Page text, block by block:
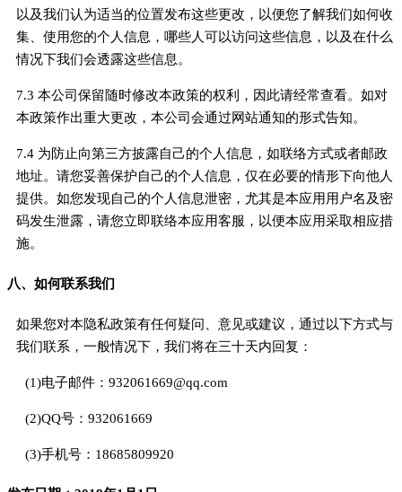
以及我们认为适当的位置发布这些更改，以便您了解我们如何收
集、使用您的个人信息，哪些人可以访问这些信息，以及在什么
情况下我们会透露这些信息。
7.3 本公司保留随时修改本政策的权利，因此请经常查看。如对
本政策作出重大更改，本公司会通过网站通知的形式告知。
7.4 为防止向第三方披露自己的个人信息，如联络方式或者邮政
地址。请您妥善保护自己的个人信息，仅在必要的情形下向他人
提供。如您发现自己的个人信息泄密，尤其是本应用用户名及密
码发生泄露，请您立即联络本应用客服，以便本应用采取相应措
施。
八、如何联系我们
如果您对本隐私政策有任何疑问、意见或建议，通过以下方式与
我们联系，一般情况下，我们将在三十天内回复：
(1)电子邮件：932061669@qq.com
(2)QQ号：932061669
(3)手机号：18685809920